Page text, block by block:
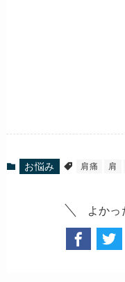
お悩み 肩痛 肩
よかっ